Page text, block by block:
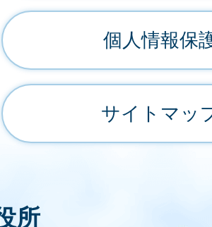
個人情報保
サイトマッ
所